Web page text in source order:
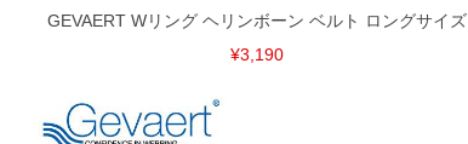
GEVAERT Wリング ヘリンボーン ベルト ロングサイズ
¥3,190